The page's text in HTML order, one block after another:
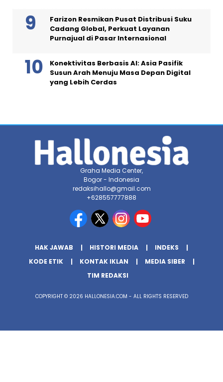
Farizon Resmikan Pusat Distribusi Suku
Cadang Global, Perkuat Layanan
Purnajual di Pasar Internasional
Konektivitas Berbasis AI: Asia Pasifik
Susun Arah Menuju Masa Depan Digital
yang Lebih Cerdas
Graha Media Center,
Bogor - Indonesia
redaksihallo@gmail.com
+628557777888
HAK JAWAB HISTORI MEDIA
INDEKS
KODE ETIK
KONTAK IKLAN
MEDIA SIBER
TIM REDAKSI
COPYRIGHT © 2026 HALLONESIA.COM - ALL RIGHTS RESERVED